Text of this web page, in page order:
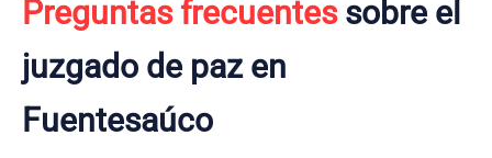
Preguntas frecuentessobre el
juzgado de paz en
Fuentesaúco